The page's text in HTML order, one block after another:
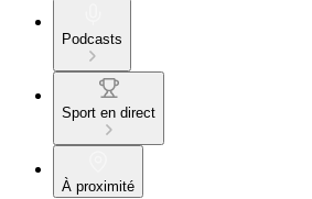
Podcasts
Sport en direct
À proximité